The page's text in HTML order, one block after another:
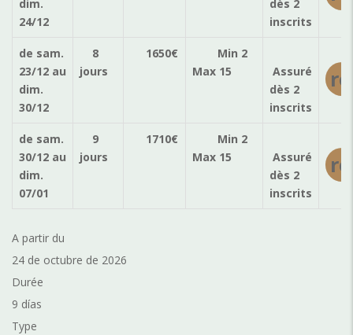
dim.
24/12
dès 2
inscrits
de sam.
23/12 au
dim.
30/12
8
jours
1650€
Min 2
Max 15
Assuré
dès 2
inscrits
de sam.
30/12 au
dim.
07/01
9
jours
1710€
Min 2
Max 15
Assuré
dès 2
inscrits
A partir du
24 de octubre de 2026
Durée
9 días
Type